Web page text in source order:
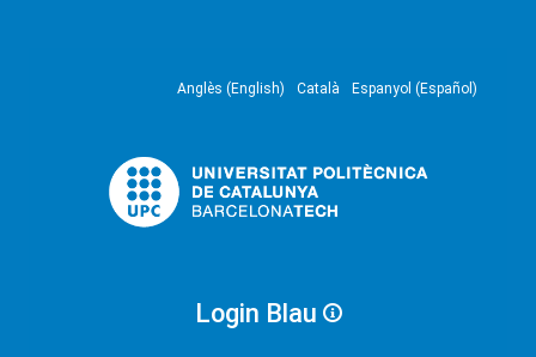
Anglès (English) Català Espanyol (Español)
Login Blau